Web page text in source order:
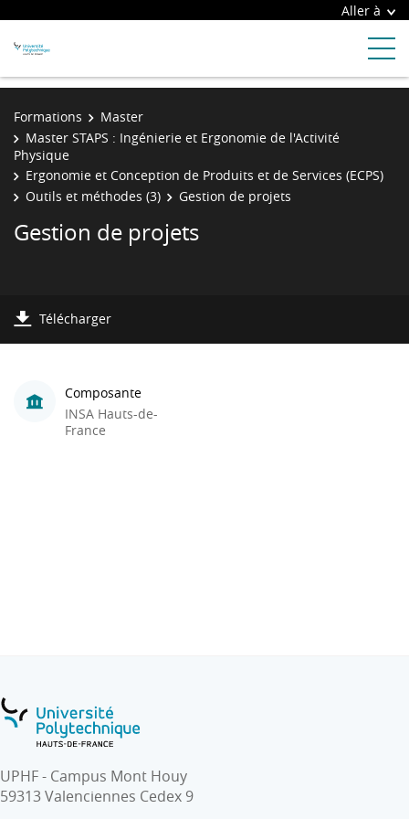
Aller à
Formations
Master
Master STAPS : Ingénierie et Ergonomie de l'Activité
Physique
Ergonomie et Conception de Produits et de Services (ECPS)
Outils et méthodes (3)
Gestion de projets
Gestion de projets
Télécharger
Composante
INSA Hauts-de-
France
UPHF - Campus Mont Houy
59313 Valenciennes Cedex 9